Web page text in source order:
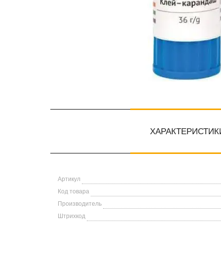
Артикул
Код товара
Производитель
Штрихкод